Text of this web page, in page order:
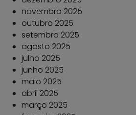
novembro 2025
outubro 2025
setembro 2025
agosto 2025
julho 2025
junho 2025
maio 2025
abril 2025
março 2025